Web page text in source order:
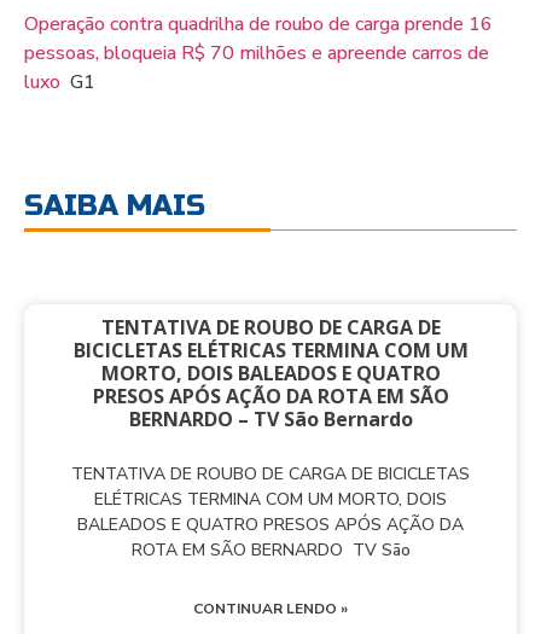
Operação contra quadrilha de roubo de carga prende 16
pessoas, bloqueia R$ 70 milhões e apreende carros de
luxo G1
SAIBA MAIS
TENTATIVA DE ROUBO DE CARGA DE
BICICLETAS ELÉTRICAS TERMINA COM UM
MORTO, DOIS BALEADOS E QUATRO
PRESOS APÓS AÇÃO DA ROTA EM SÃO
BERNARDO – TV São Bernardo
TENTATIVA DE ROUBO DE CARGA DE BICICLETAS
ELÉTRICAS TERMINA COM UM MORTO, DOIS
BALEADOS E QUATRO PRESOS APÓS AÇÃO DA
ROTA EM SÃO BERNARDO TV São
CONTINUAR LENDO »